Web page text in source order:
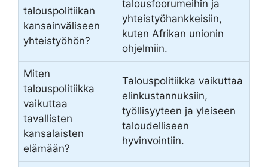
talouspolitiikan
kansainväliseen
yhteistyöhön?
talousfoorumeihin ja
yhteistyöhankkeisiin,
kuten Afrikan unionin
ohjelmiin.
Miten
talouspolitiikka
vaikuttaa
tavallisten
kansalaisten
elämään?
Talouspolitiikka vaikuttaa
elinkustannuksiin,
työllisyyteen ja yleiseen
taloudelliseen
hyvinvointiin.